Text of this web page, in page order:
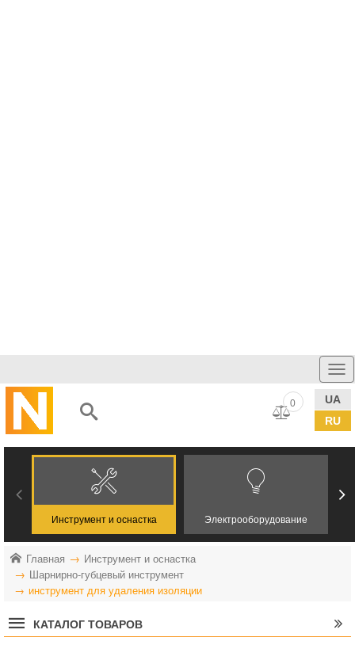
UA
RU
0
Инструмент и оснастка Электрооборудование
Главная
Инструмент и оснастка
Шарнирно-губцевый инструмент
инструмент для удаления изоляции
КАТАЛОГ ТОВАРОВ